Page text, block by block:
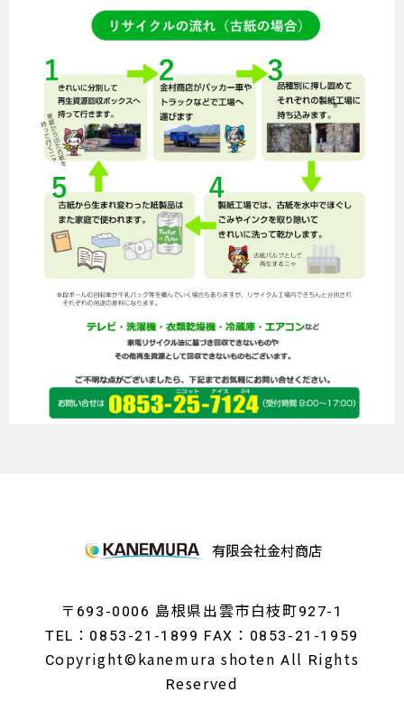
〒693-0006 島根県出雲市白枝町927-1
TEL：0853-21-1899 FAX：0853-21-1959
Copyright©kanemura shoten All Rights
Reserved